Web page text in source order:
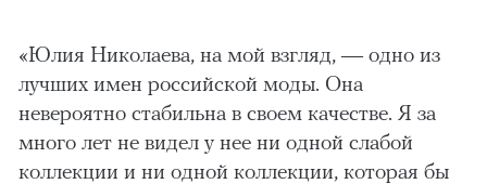
«Юлия Николаева, на мой взгляд, — одно из
лучших имен российской моды. Она
невероятно стабильна в своем качестве. Я за
много лет не видел у нее ни одной слабой
коллекции и ни одной коллекции, которая бы